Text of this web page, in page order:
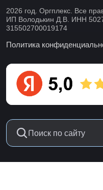
2026 год. Оргплекс. Все
ИП Володькин Д.В. ИНН
315502700019174
Политика